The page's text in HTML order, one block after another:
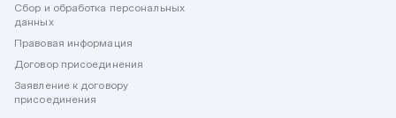
Сбор и обработка персональных
данных
Правовая информация
Договор присоединения
Заявление к договору
присоединения